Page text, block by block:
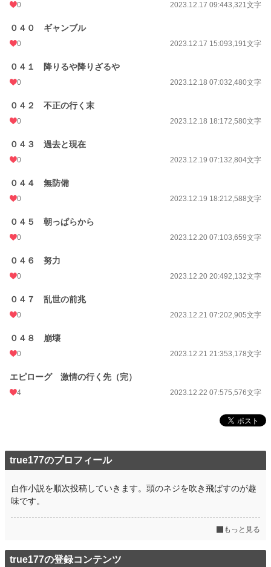
0 2023.12.17 09:443,321文字
０４０ ギャンブル
0 2023.12.17 15:093,191文字
０４１ 降りるや降りざるや
0 2023.12.18 07:032,480文字
０４２ 不正の行く末
0 2023.12.18 18:172,580文字
０４３ 過去と現在
0 2023.12.19 07:132,804文字
０４４ 無防備
0 2023.12.19 18:212,588文字
０４５ 朝っぱらから
0 2023.12.20 07:103,659文字
０４６ 努力
0 2023.12.20 20:492,132文字
０４７ 乱世の前兆
0 2023.12.21 07:202,905文字
０４８ 崩壊
0 2023.12.21 21:353,178文字
エピローグ 激情の行く先（完）
4 2023.12.22 07:575,576文字
true177のプロフィール
自作小説を順次投稿していきます。頭のネジを吹き飛ばすのが趣
味です。
もっと見る
true177の登録コンテンツ